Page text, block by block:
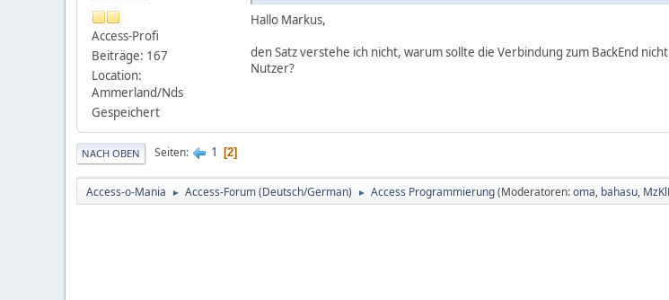
Access-Profi
Beiträge: 167
Location:
Ammerland/Nds
Gespeichert
Hallo Markus,
den Satz verstehe ich nicht, warum sollte die Verbindung zum BackEnd
Nutzer?
NACH OBEN Seiten 1 2
Access-o-Mania ► Access-Forum (Deutsch/German) ► Access Programmierung(Moderatoren:oma, bahasu,